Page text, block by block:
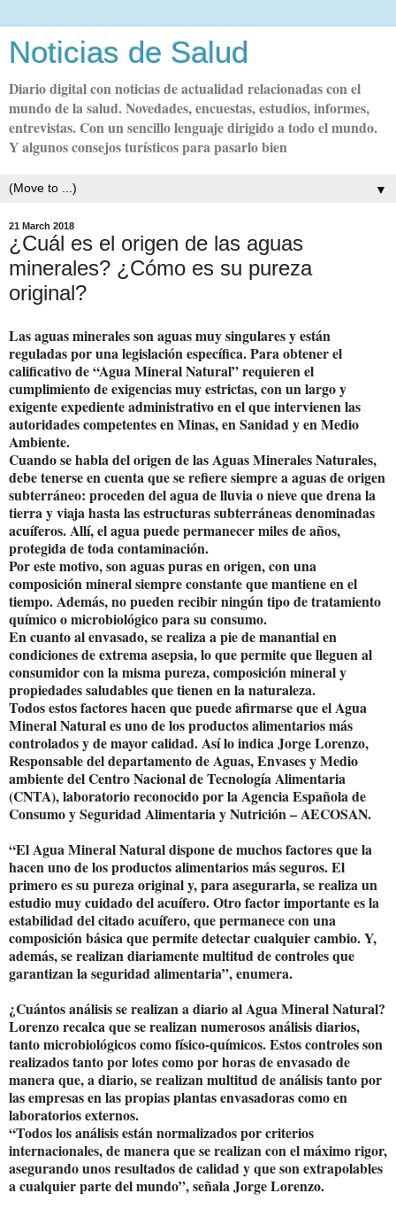
Noticias de Salud
Diario digital con noticias de actualidad relacionadas con el
mundo de la salud. Novedades, encuestas, estudios, informes,
entrevistas. Con un sencillo lenguaje dirigido a todo el mundo.
Y algunos consejos turísticos para pasarlo bien
▼
21 March 2018
¿Cuál es el origen de las aguas
minerales? ¿Cómo es su pureza
original?
Las aguas minerales son aguas muy singulares y están
reguladas por una legislación específica. Para obtener el
calificativo de “Agua Mineral Natural” requieren el
cumplimiento de exigencias muy estrictas, con un largo y
exigente expediente administrativo en el que intervienen las
autoridades competentes en Minas, en Sanidad y en Medio
Ambiente.
Cuando se habla del origen de las Aguas Minerales Naturales,
debe tenerse en cuenta que se refiere siempre a aguas de origen
subterráneo: proceden del agua de lluvia o nieve que drena la
tierra y viaja hasta las estructuras subterráneas denominadas
acuíferos. Allí, el agua puede permanecer miles de años,
protegida de toda contaminación.
Por este motivo, son aguas puras en origen, con una
composición mineral siempre constante que mantiene en el
tiempo. Además, no pueden recibir ningún tipo de tratamiento
químico o microbiológico para su consumo.
En cuanto al envasado, se realiza a pie de manantial en
condiciones de extrema asepsia, lo que permite que lleguen al
consumidor con la misma pureza, composición mineral y
propiedades saludables que tienen en la naturaleza.
Todos estos factores hacen que puede afirmarse que el Agua
Mineral Natural es uno de los productos alimentarios más
controlados y de mayor calidad. Así lo indica Jorge Lorenzo,
Responsable del departamento de Aguas, Envases y Medio
ambiente del Centro Nacional de Tecnología Alimentaria
(CNTA), laboratorio reconocido por la Agencia Española de
Consumo y Seguridad Alimentaria y Nutrición – AECOSAN.
“El Agua Mineral Natural dispone de muchos factores que la
hacen uno de los productos alimentarios más seguros. El
primero es su pureza original y, para asegurarla, se realiza un
estudio muy cuidado del acuífero. Otro factor importante es la
estabilidad del citado acuífero, que permanece con una
composición básica que permite detectar cualquier cambio. Y,
además, se realizan diariamente multitud de controles que
garantizan la seguridad alimentaria”, enumera.
¿Cuántos análisis se realizan a diario al Agua Mineral Natural?
Lorenzo recalca que se realizan numerosos análisis diarios,
tanto microbiológicos como físico-químicos. Estos controles son
realizados tanto por lotes como por horas de envasado de
manera que, a diario, se realizan multitud de análisis tanto por
las empresas en las propias plantas envasadoras como en
laboratorios externos.
“Todos los análisis están normalizados por criterios
internacionales, de manera que se realizan con el máximo rigor,
asegurando unos resultados de calidad y que son extrapolables
a cualquier parte del mundo”, señala Jorge Lorenzo.